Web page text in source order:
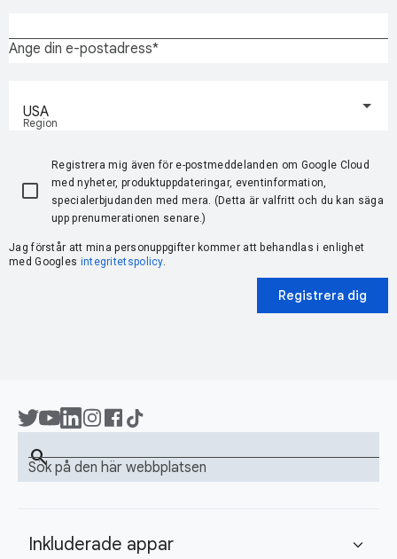
Ange din e-postadress
Region
USA
Registrera mig även för e-postmeddelanden om Google Cloud
med nyheter, produktuppdateringar, eventinformation,
specialerbjudanden med mera. (Detta är valfritt och du kan säga
upp prenumerationen senare.)
Jag förstår att mina personuppgifter kommer att behandlas i enlighet
med Googles integritetspolicy.
Registrera dig
Sök på den här webbplatsen
search
Inkluderade appar expand_more